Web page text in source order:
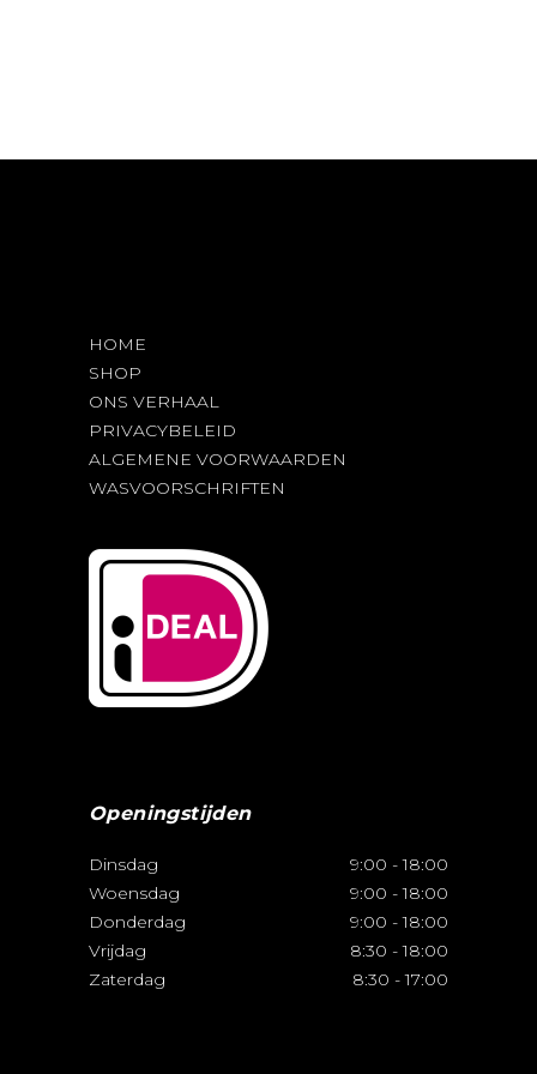
kan
HOME
SHOP
ONS VERHAAL
PRIVACYBELEID
ALGEMENE VOORWAARDEN
WASVOORSCHRIFTEN
Openingstijden
Dinsdag 9:00 - 18:00
Woensdag
9:00 - 18:00
Donderdag
9:00 - 18:00
Vrijdag
8:30 - 18:00
Zaterdag
8:30 - 17:00